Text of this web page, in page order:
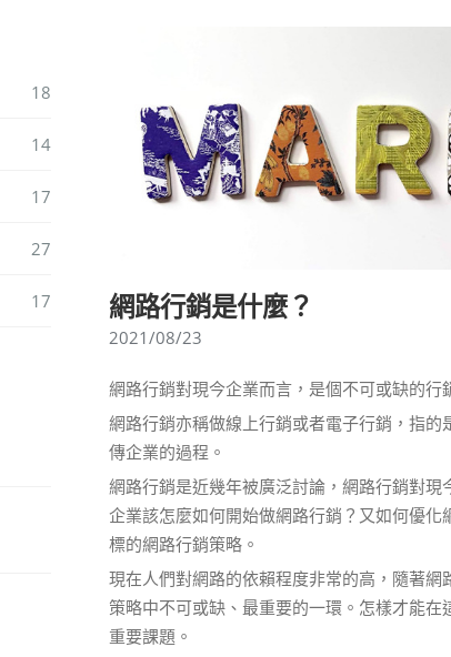
18
14
17
27
17 網路行銷是什麼？
2021/08/23
網路行銷對現今企業而言，是個不可或缺的行
網路行銷亦稱做線上行銷或者電子行銷，指
傳企業的過程。
網路行銷是近幾年被廣泛討論，網路行銷對
企業該怎麼如何開始做網路行銷？又如何優
標的網路行銷策略。
現在人們對網路的依賴程度非常的高，隨著
策略中不可或缺、最重要的一環。怎樣才能
重要課題。